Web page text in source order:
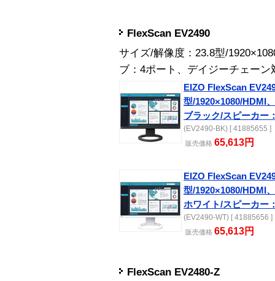
FlexScan EV2490
サイズ/解像度：23.8型/
ブ：4ポート、デイジーチェーン
EIZO FlexScan
型/1920×1080/HDMI
ブラック/スピーカー
(EV2490-BK) [ 41885655 ]
販売価格 65,613円
EIZO FlexScan
型/1920×1080/HDMI
ホワイト/スピーカー
(EV2490-WT) [ 41885656 ]
販売価格 65,613円
FlexScan EV2480-Z